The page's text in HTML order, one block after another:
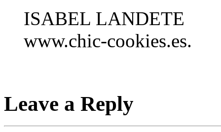
ISABEL LANDETE
www.chic-cookies.es.
Leave a Reply